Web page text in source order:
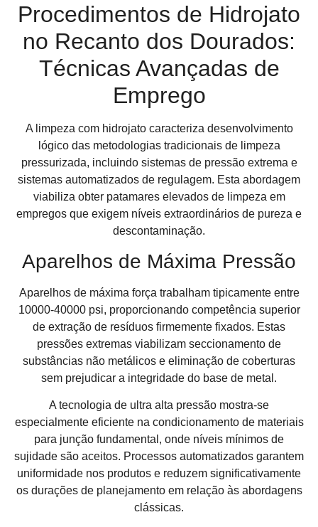
Procedimentos de Hidrojato
no Recanto dos Dourados:
Técnicas Avançadas de
Emprego
A limpeza com hidrojato caracteriza desenvolvimento
lógico das metodologias tradicionais de limpeza
pressurizada, incluindo sistemas de pressão extrema e
sistemas automatizados de regulagem. Esta abordagem
viabiliza obter patamares elevados de limpeza em
empregos que exigem níveis extraordinários de pureza e
descontaminação.
Aparelhos de Máxima Pressão
Aparelhos de máxima força trabalham tipicamente entre
10000-40000 psi, proporcionando competência superior
de extração de resíduos firmemente fixados. Estas
pressões extremas viabilizam seccionamento de
substâncias não metálicos e eliminação de coberturas
sem prejudicar a integridade do base de metal.
A tecnologia de ultra alta pressão mostra-se
especialmente eficiente na condicionamento de materiais
para junção fundamental, onde níveis mínimos de
sujidade são aceitos. Processos automatizados garantem
uniformidade nos produtos e reduzem significativamente
os durações de planejamento em relação às abordagens
clássicas.